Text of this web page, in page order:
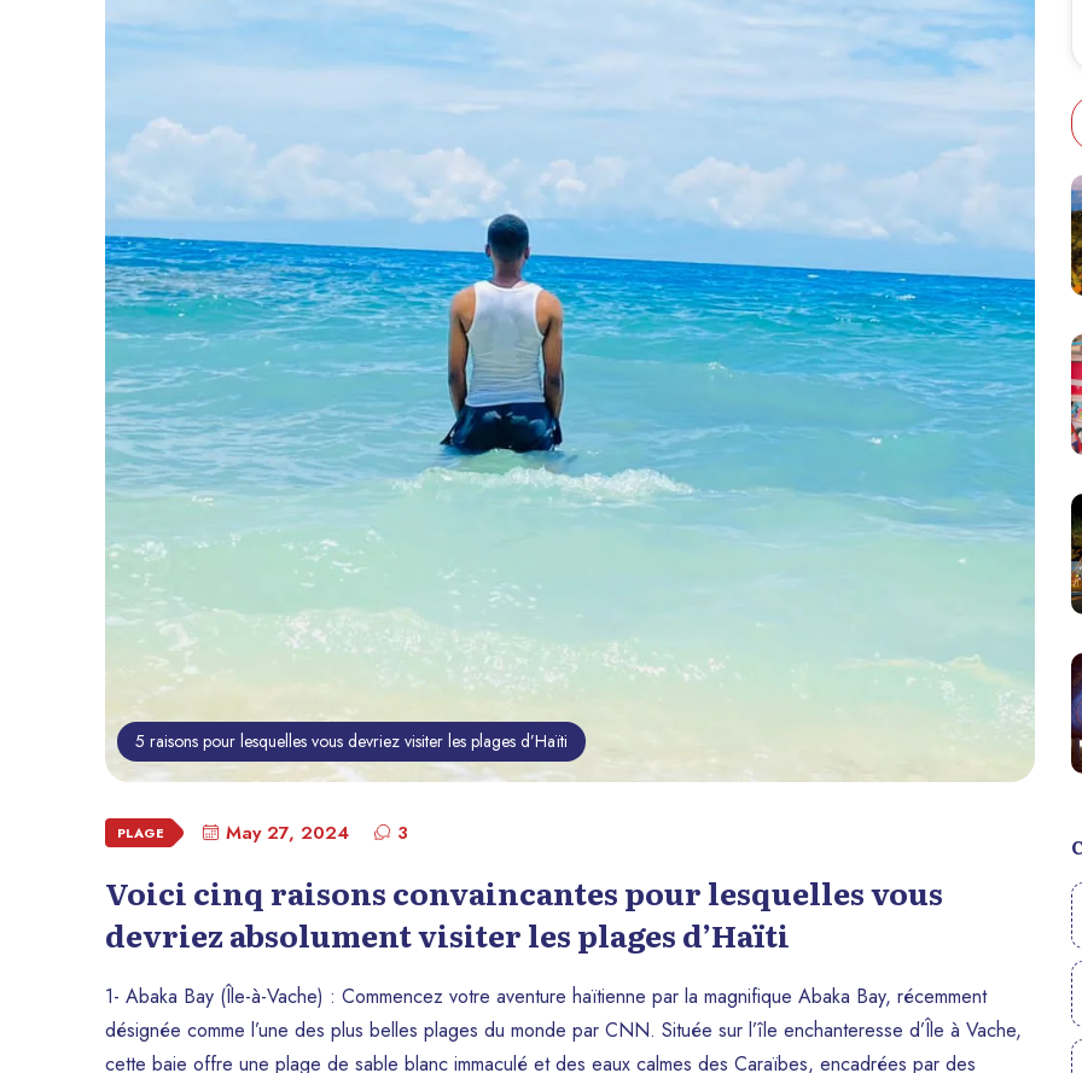
5 raisons pour lesquelles vous devriez visiter les plages d’Haïti
PLAGE May 27, 2024 3
Voici cinq raisons convaincantes pour lesquelles vous
devriez absolument visiter les plages d’Haïti
1- Abaka Bay (Île-à-Vache) : Commencez votre aventure haïtienne par la magnifique Abaka Bay, récemment
désignée comme l’une des plus belles plages du monde par CNN. Située sur l’île enchanteresse d’Île à Vache,
cette baie offre une plage de sable blanc immaculé et des eaux calmes des Caraïbes, encadrées par des